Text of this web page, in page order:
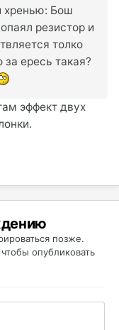
хренью: Бош
резистор и
толко
ересь такая?
эффект двух
позже.
чтобы опубликовать